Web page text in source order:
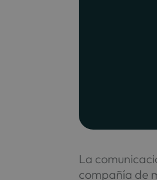
La
compañía de